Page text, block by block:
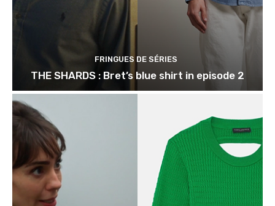
FRINGUES DE SÉRIES
THE SHARDS : Bret’s blue shirt in episode 2